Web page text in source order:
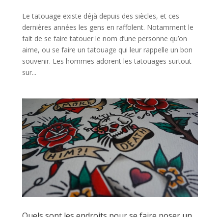
Le tatouage existe déjà depuis des siècles, et ces
dernières années les gens en raffolent. Notamment le
fait de se faire tatouer le nom d’une personne qu’on
aime, ou se faire un tatouage qui leur rappelle un bon
souvenir. Les hommes adorent les tatouages surtout
sur...